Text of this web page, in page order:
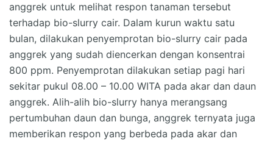
anggrek untuk melihat respon tanaman tersebut
terhadap bio-slurry cair. Dalam kurun waktu satu
bulan, dilakukan penyemprotan bio-slurry cair pada
anggrek yang sudah diencerkan dengan konsentrai
800 ppm. Penyemprotan dilakukan setiap pagi hari
sekitar pukul 08.00 – 10.00 WITA pada akar dan daun
anggrek. Alih-alih bio-slurry hanya merangsang
pertumbuhan daun dan bunga, anggrek ternyata juga
memberikan respon yang berbeda pada akar dan